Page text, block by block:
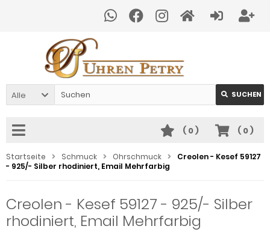
Alle SUCHEN
( 0)
( 0)
Startseite Schmuck Ohrschmuck
Creolen - Kesef 59127
- 925/- Silber rhodiniert, Email Mehrfarbig
Creolen - Kesef 59127 - 925/- Silber
rhodiniert, Email Mehrfarbig